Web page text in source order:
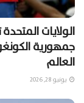
الولايات
جمهورية
العالم
يونيو 28, 2026